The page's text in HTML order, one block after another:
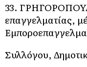
33.
επαγγελματίας,
Συλλόγου,